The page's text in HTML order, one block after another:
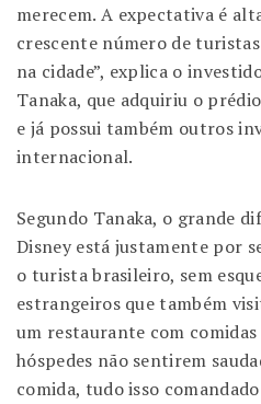
merecem. A expectativa é
crescente número de
na cidade”, explica o
Tanaka, que adquiriu o
e já possui também outros
internacional.
Segundo Tanaka, o grande
Disney está justamente por
o turista brasileiro, sem
estrangeiros que também
um restaurante com
hóspedes não sentirem
comida, tudo isso